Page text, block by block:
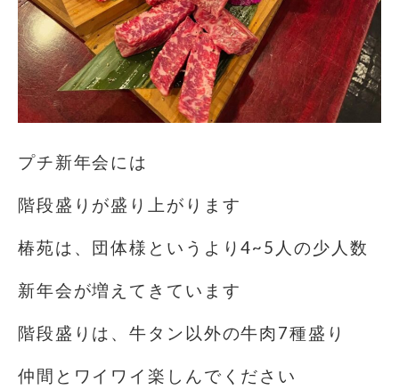
プチ新年会には
階段盛りが盛り上がります
椿苑は、団体様というより4~5人の少人数
新年会が増えてきています
階段盛りは、牛タン以外の牛肉7種盛り
仲間とワイワイ楽しんでください